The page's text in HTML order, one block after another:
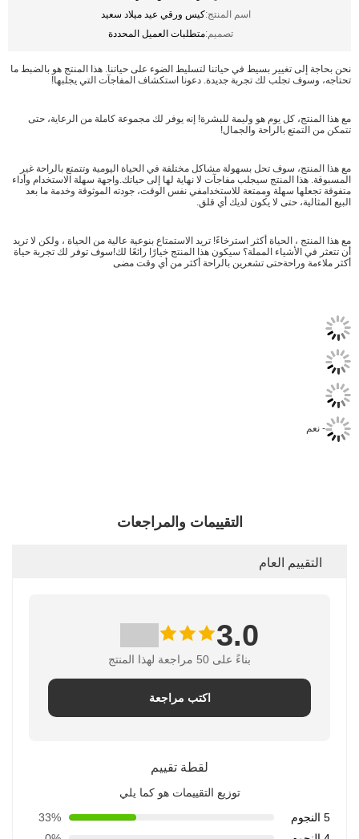
اسم المنتج:كيس ورقي عيد ميلاد سعيد
تصميم:متطلبات العميل المحددة
نحن بحاجة إلى تغيير بسيط في حياتنا لتسليط الضوء على حياتنا. هذا المنتج هو بالضبط ما
تحتاجه، وسوف تجلب لك تجربة جديدة. دعونا استكشاف المفاجآت التي يجلبها!
مع هذا المنتج، كل يوم هو وليمة للبشرة! إنه يوفر لك مجموعة كاملة من الرعاية، حتى
تتمكن من التمتع بالراحة والجمال!
مع هذا المنتج، سوف تحل بسهولة مشاكل مختلفة في الحياة اليومية وتتمتع بالراحة غير
المسبوقة. هذا المنتج سيجلب مفاجآت لا نهاية لها إلى حياتك.واجهة سهلة الاستخدام وأداء
متفوقة تجعلها سهلة وممتعة للاستخدامفي نفس الوقت، جودته الموثوقة وخدمة ما بعد
البيع المثالية، حتى لا يكون لديك أي قلق.
مع هذا المنتج ، الحياة أكثر استرخاءً! تريد الاستمتاع بنوعية عالية من الحياة ، ولكن لا تريد
أن تتعثر في الأشياء المملة؟ سيكون هذا المنتج خيارًا رائعًا لك!سوف توفر لك تجربة حياة
أكثر ملاءمة وراحةحتى تشعرين بالراحة أكثر من أي وقت مضى
- نعم
التقييمات والمراجعات
التقييم العام
3.0
بناءً على 50 مراجعة لهذا المنتج
اكتب مراجعة
لقطة تقييم
توزيع التقييمات هو كما يلي
5 النجوم
33%